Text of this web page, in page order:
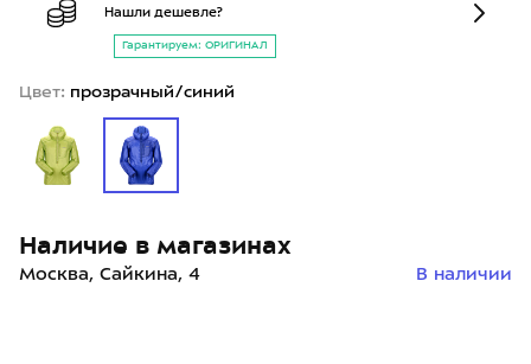
Нашли дешевле?
Гарантируем: ОРИГИНАЛ
Цвет: прозрачный/синий
Наличие в магазинах
Москва, Сайкина, 4 В наличии